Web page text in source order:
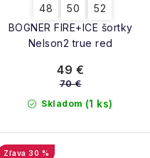
BOGNER FIRE+ICE šortky
Nelson2 true red
48 50 52
Skladom (1 ks)
49 €
70 €
30 %